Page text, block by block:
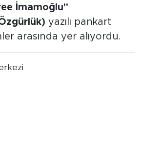
İmamoğlu"
yazılı pankart
arasında yer alıyordu.